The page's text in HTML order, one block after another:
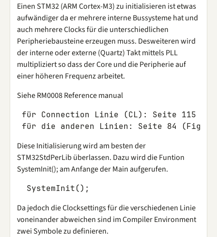
Einen STM32 (ARM Cortex-M3) zu initialisieren ist etwas
aufwändiger da er mehrere interne Bussysteme hat und
auch mehrere Clocks für die unterschiedlichen
Peripheriebausteine erzeugen muss. Desweiteren wird
der interne oder externe (Quartz) Takt mittels PLL
multipliziert so dass der Core und die Peripherie auf
einer höheren Frequenz arbeitet.
Siehe RM0008 Reference manual
für Connection Linie (CL): Seite 115
Diese Initialisierung wird am besten der
STM32StdPerLib überlassen. Dazu wird die Funtion
SystemInit(); am Anfange der Main aufgerufen.
SystemInit();
Da jedoch die Clocksettings für die verschiedenen Linie
voneinander abweichen sind im Compiler Environment
zwei Symbole zu definieren.